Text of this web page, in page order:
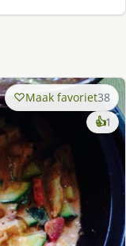
Maak favoriet38
👍1